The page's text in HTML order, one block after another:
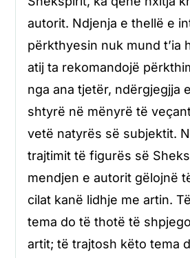
autorit. Ndjenja e thellë e
përkthyesin nuk mund t’ia
atij ta rekomandojë
nga ana tjetër, ndërgjegjja
shtyrë në mënyrë të
vetë natyrës së subjektit.
trajtimit të figurës së
mendjen e autorit gëlojnë
cilat kanë lidhje me artin.
tema do të thotë të
artit; të trajtosh këto tema